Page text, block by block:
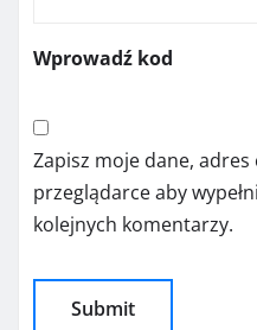
Wprowadź kod
Zapisz moje dane,
przeglądarce aby
kolejnych komentarzy.